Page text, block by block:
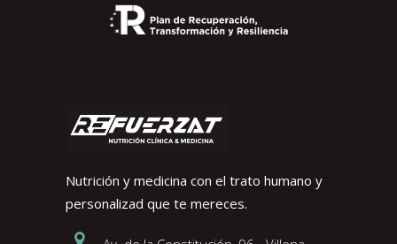
Nutrición y medicina con el trato humano y
personalizad que te mereces.